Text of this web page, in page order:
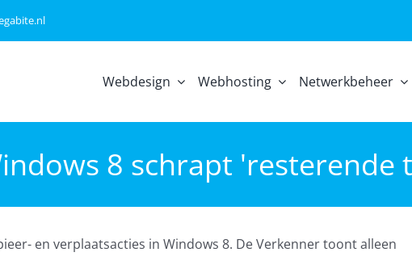
Webdesign Webhosting Netwerkbeheer
8 schrapt 'resterende
en verplaatsacties in Windows 8. De Verkenner toont alleen